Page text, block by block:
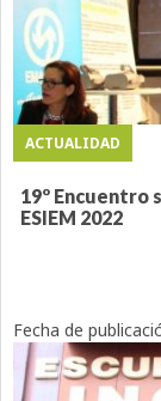
ACTUALIDAD
19º Encuentro
ESIEM 2022
Fecha de